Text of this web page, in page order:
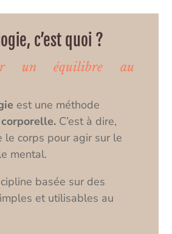
c’est quoi ?
un équilibre au
est une méthode
. C’est à dire,
le corps pour agir sur le
mental.
basée sur des
et utilisables au